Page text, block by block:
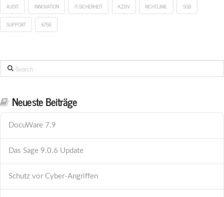
AUDIT INNOVATION IT-SICHERHEIT KZBV RICHTLINIE SGB
SUPPORT §75B
Search
Neueste Beiträge
DocuWare 7.9
Das Sage 9.0.6 Update
Schutz vor Cyber-Angriffen